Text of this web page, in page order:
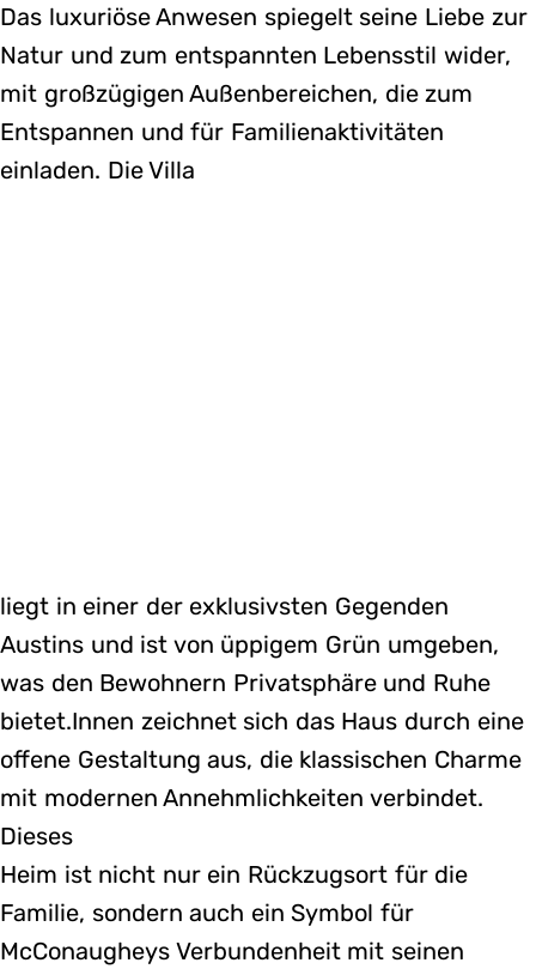
Das luxuriöse Anwesen spiegelt seine Liebe zur
Natur und zum entspannten Lebensstil wider,
mit großzügigen Außenbereichen, die zum
Entspannen und für Familienaktivitäten
einladen. Die Villa
liegt in einer der exklusivsten Gegenden
Austins und ist von üppigem Grün umgeben,
was den Bewohnern Privatsphäre und Ruhe
bietet.Innen zeichnet sich das Haus durch eine
offene Gestaltung aus, die klassischen Charme
mit modernen Annehmlichkeiten verbindet.
Dieses
Heim ist nicht nur ein Rückzugsort für die
Familie, sondern auch ein Symbol für
McConaugheys Verbundenheit mit seinen